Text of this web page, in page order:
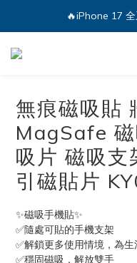
🔥iPhone 17
💕加入Q哥
🔥iPhone 17
無痕磁吸貼
MagSafe
吸片 磁吸支
引磁貼片
✨磁吸手機貼✨
✅隨處可貼的手機支架
✅解鎖更多使用情境，為
✅穩固磁吸，解放雙手